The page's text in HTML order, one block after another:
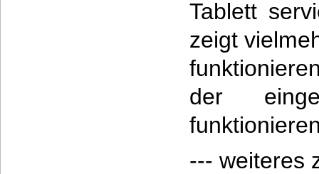
Tablett
zeigt
der
--- weiteres